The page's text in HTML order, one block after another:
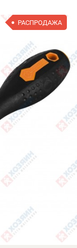
РАСПРОДАЖА